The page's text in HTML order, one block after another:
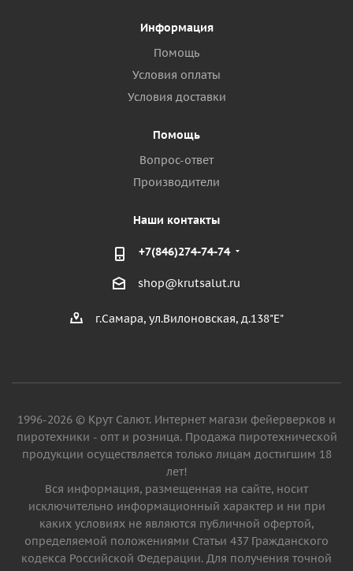
Информация
Помощь
Условия оплаты
Условия доставки
Помощь
Вопрос-ответ
Производители
Наши контакты
+7(846)274-74-74
shop@krutsalut.ru
г.Самара, ул.Вилоновская, д.138"Е"
1996-2026 © Крут Салют. Интернет магази фейерверков и
пиротехники - опт и розница. Продажа пиротехнической
продукции осуществляется только лицам достигшим 18
лет!
Вся информация, размещенная на сайте, носит
исключительно информационный характер и ни при
каких условиях не являются публичной офертой,
определяемой положениями Статьи 437 Гражданского
кодекса Российской Федерации. Для получения точной